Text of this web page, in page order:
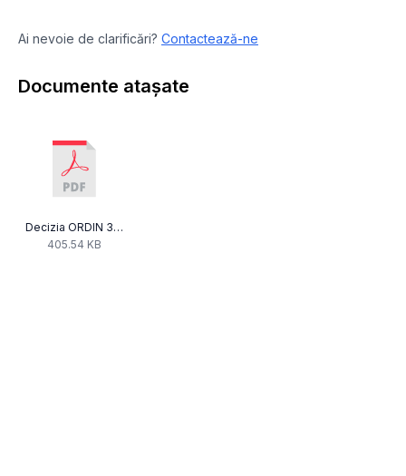
Ai nevoie de clarificări? Contactează-ne
Documente atașate
Decizia ORDIN 332 TT.pdf
405.54 KB